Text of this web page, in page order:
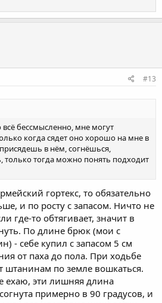
#13
бессмысленно, мне могут
когда сядет оно хорошо на мне в
в нём, согнёшься,
только тогда можно понять подходит
гортекс, то обязательно
и по росту с запасом. Ничто не
где-то обтягивает, значит в
По длине брюк (мои с
- себе купил с запасом 5 см
от паха до пола. При ходьбе
штанинам по земле вошкаться.
ехаю, эти лишняя длина
примерно в 90 градусов, и